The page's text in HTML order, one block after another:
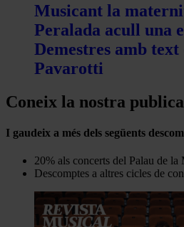
Musicant la
Peralada acull una
Demestres amb
Pavarotti
Coneix la nostra
I gaudeix a més dels següents
20% als concerts del Palau de la
Descomptes a altres cicles de